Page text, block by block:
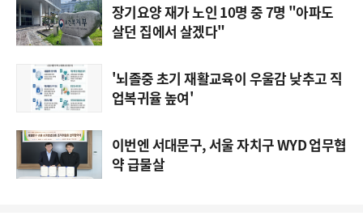
장기요양 재가 노인 10명 중 7명 "아파도
살던 집에서 살겠다"
'뇌졸중 초기 재활교육이 우울감 낮추고 직
업복귀율 높여'
이번엔 서대문구, 서울 자치구 WYD 업무협
약 급물살